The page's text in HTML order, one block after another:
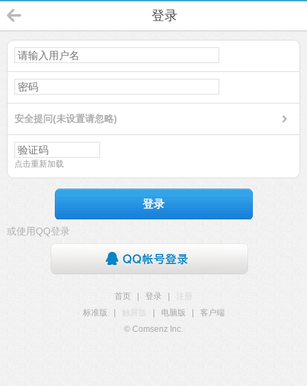
登录
安全提问(未设置请忽略)
点击重新加载
登录
或使用QQ登录
首页 登录
注册
标准版
触屏版 电脑版
客户端
© Comsenz Inc.